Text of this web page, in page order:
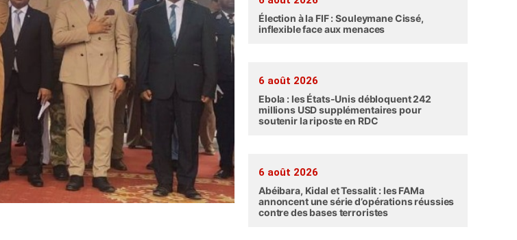
Élection à la FIF : Souleymane Cissé,
inflexible face aux menaces
6 août 2026
Ebola : les États-Unis débloquent 242
millions USD supplémentaires pour
soutenir la riposte en RDC
6 août 2026
Abéibara, Kidal et Tessalit : les FAMa
annoncent une série d’opérations réussies
contre des bases terroristes